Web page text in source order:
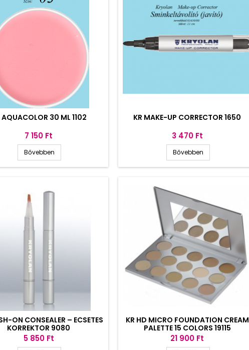
AQUACOLOR 30 ML 1102
Ár
7 150 Ft
Bővebben
KR MAKE-UP CORRECTOR 1650
Ár
3 470 Ft
Bővebben
ON CONSEALER – ECSETES
KORREKTOR 9080
Ár
5 850 Ft
KR HD MICRO FOUNDATION CREAM
PALETTE 15 COLORS 19115
Ár
21 900 Ft